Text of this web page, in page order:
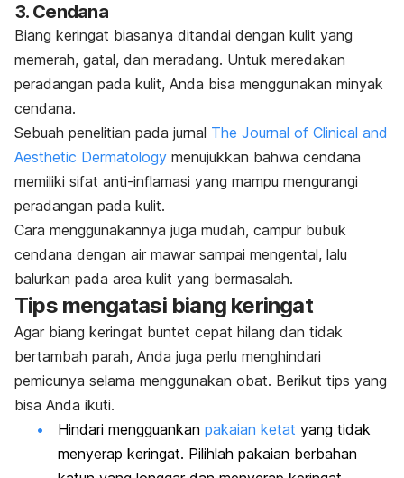
3. Cendana
Biang keringat biasanya ditandai dengan kulit yang
memerah, gatal, dan meradang. Untuk meredakan
peradangan pada kulit, Anda bisa menggunakan minyak
cendana.
Sebuah penelitian pada jurnal The Journal of Clinical and
Aesthetic Dermatology menujukkan bahwa cendana
memiliki sifat anti-inflamasi yang mampu mengurangi
peradangan pada kulit.
Cara menggunakannya juga mudah, campur bubuk
cendana dengan air mawar sampai mengental, lalu
balurkan pada area kulit yang bermasalah.
Tips mengatasi biang keringat
Agar biang keringat buntet cepat hilang dan tidak
bertambah parah, Anda juga perlu menghindari
pemicunya selama menggunakan obat. Berikut tips yang
bisa Anda ikuti.
Hindari mengguankan pakaian ketat yang tidak
menyerap keringat. Pilihlah pakaian berbahan